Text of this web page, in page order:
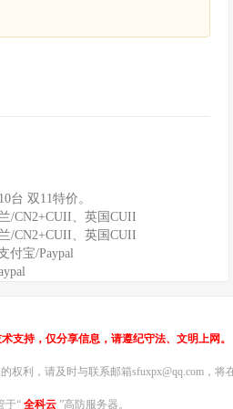
台 双11特价。
/CN2+CUII、英国CUII
/CN2+CUII、英国CUII
付宝/Paypal
支持，仅分享信息，请遵纪守法、文明上网。
权利，请及时与联系邮箱sfuxpx@qq.com，将
于“ 全科云 ”高防服务器。